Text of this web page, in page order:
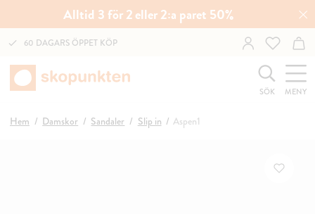
Alltid 3 för 2 eller 2:a paret 50%
60 DAGARS ÖPPET KÖP
SÖK MENY
Hem Damskor Sandaler Slip in Aspen1